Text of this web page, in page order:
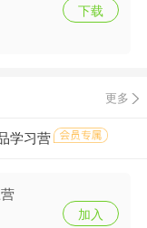
下载
更多
学习营
加入